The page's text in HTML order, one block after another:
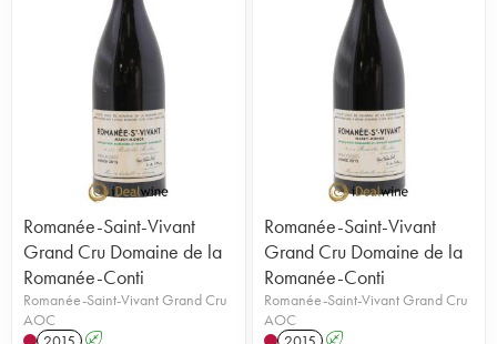
Romanée-Saint-Vivant
Grand Cru Domaine de la
Romanée-Conti
Romanée-Saint-Vivant Grand Cru
AOC
Romanée-Saint-Vivant
Grand Cru Domaine de la
Romanée-Conti
Romanée-Saint-Vivant Grand Cru
AOC